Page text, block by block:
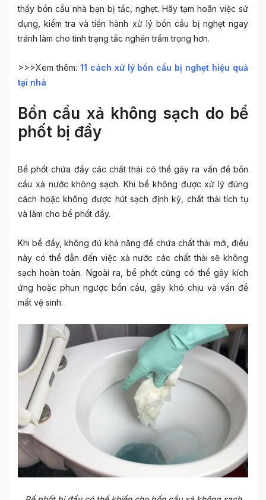
thấy bồn cầu nhà bạn bị tắc, nghẹt. Hãy tạm hoãn việc sử
dụng, kiểm tra và tiến hành xử lý bồn cầu bị nghẹt ngay
tránh làm cho tình trạng tắc nghẽn trầm trọng hơn.
>>>Xem thêm: 11 cách xử lý bồn cầu bị nghẹt hiệu quả
tại nhà
Bồn cầu xả không sạch do bể
phốt bị đầy
Bể phốt chứa đầy các chất thải có thể gây ra vấn đề bồn
cầu xả nước không sạch. Khi bể không được xử lý đúng
cách hoặc không được hút sạch định kỳ, chất thải tích tụ
và làm cho bể phốt đầy.
Khi bể đầy, không đủ khả năng để chứa chất thải mới, điều
này có thể dẫn đến việc xả nước các chất thải sẽ không
sạch hoàn toàn. Ngoài ra, bể phốt cũng có thể gây kích
ứng hoặc phun ngược bồn cầu, gây khó chịu và vấn đề
mất vệ sinh.